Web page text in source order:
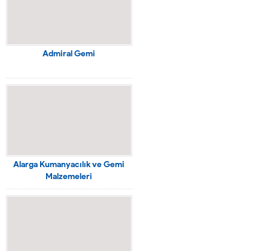
Admiral Gemi
Alarga Kumanyacılık ve Gemi
Malzemeleri